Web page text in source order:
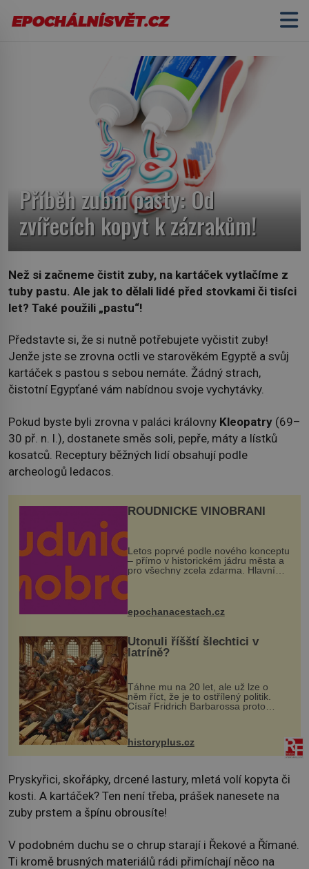
Příběh zubní pasty: Od
zvířecích kopyt k zázrakům!
Než si začneme čistit zuby, na kartáček vytlačíme z
tuby pastu. Ale jak to dělali lidé před stovkami či tisíci
let? Také použili „pastu“!
Představte si, že si nutně potřebujete vyčistit zuby!
Jenže jste se zrovna octli ve starověkém Egyptě a svůj
kartáček s pastou s sebou nemáte. Žádný strach,
čistotní Egypťané vám nabídnou svoje vychytávky.
Pokud byste byli zrovna v paláci královny Kleopatry (69–
30 př. n. l.), dostanete směs soli, pepře, máty a lístků
kosatců. Receptury běžných lidí obsahují podle
archeologů ledacos.
ROUDNICKÉ VINOBRANÍ
Letos poprvé podle nového konceptu
– přímo v historickém jádru města a
pro všechny zcela zdarma. Hlavní
program se odehraje na Karlově a
mohou těšit na víno, burčák, pes...
epochanacestach.cz
Utonuli říšští šlechtici v
latríně?
Táhne mu na 20 let, ale už lze o
něm říct, že je to ostřílený politik.
Císař Fridrich Barbarossa proto
posílá svého syna a dědice Jindřicha
VI. do Erfurtu, aby se stal
prostředníkem při řešení sporu m...
historyplus.cz
Pryskyřici, skořápky, drcené lastury, mletá volí kopyta či
kosti. A kartáček? Ten není třeba, prášek nanesete na
zuby prstem a špínu obrousíte!
V podobném duchu se o chrup starají i Řekové a Římané.
Ti kromě brusných materiálů rádi přimíchají něco na